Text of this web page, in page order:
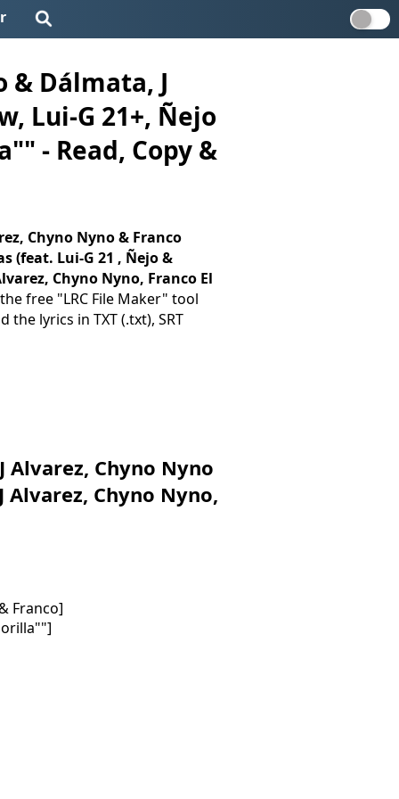
& Dálmata, J
Lui-G 21+, Ñejo
- Read, Copy &
Chyno Nyno & Franco
(feat. Lui-G 21 , Ñejo &
Chyno Nyno, Franco El
free "LRC File Maker" tool
lyrics in TXT (.txt), SRT
Alvarez, Chyno Nyno
Alvarez, Chyno Nyno,
Franco]